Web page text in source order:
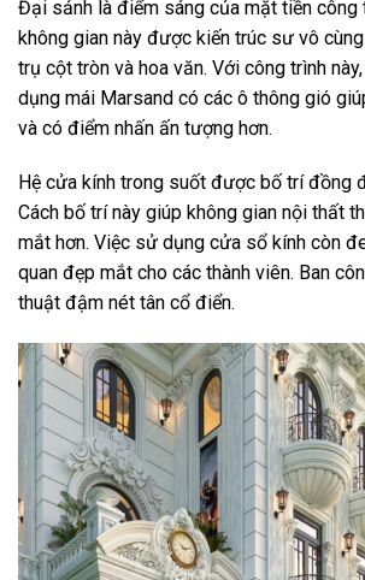
Đại sảnh là điểm sáng của mặt tiền công
không gian này được kiến trúc sư vô
trụ cột tròn và hoa văn. Với công trình
dụng mái Marsand có các ô thông gió
và có điểm nhấn ấn tượng hơn.
Hệ cửa kính trong suốt được bố trí đồng
Cách bố trí này giúp không gian nội thất
mắt hơn. Việc sử dụng cửa sổ kính còn
quan đẹp mắt cho các thành viên. Ban
thuật đậm nét tân cổ điển.